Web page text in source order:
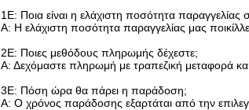
1Ε: Ποια είναι η ελάχιστη ποσότητα παραγγελίας
Α: Η ελάχιστη ποσότητα παραγγελίας μας
2Ε: Ποιες μεθόδους πληρωμής δέχεστε;
Α: Δεχόμαστε πληρωμή με τραπεζική μεταφορά
3Ε: Πόση ώρα θα πάρει η παράδοση;
Α: Ο χρόνος παράδοσης εξαρτάται από την